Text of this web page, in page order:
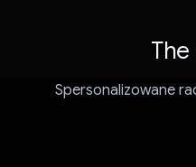
The
Spersonalizowane